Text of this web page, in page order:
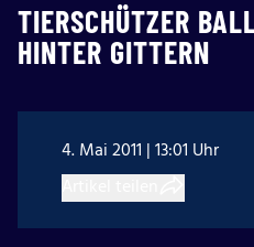
TIERSCHÜTZER
HINTER GITTERN
4. Mai 2011 | 13:01 Uhr